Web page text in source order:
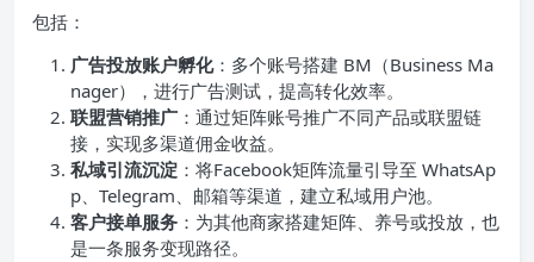
包括：
广告投放账户孵化：多个账号搭建 BM（Business Ma
nager），进行广告测试，提高转化效率。
联盟营销推广 ：通过矩阵账号推广不同产品或联盟链
接，实现多渠道佣金收益。
私域引流沉淀 ：将Facebook矩阵流量引导至 WhatsAp
p、Telegram、邮箱等渠道，建立私域用户池。
客户接单服务 ：为其他商家搭建矩阵、养号或投放，也
是一条服务变现路径。